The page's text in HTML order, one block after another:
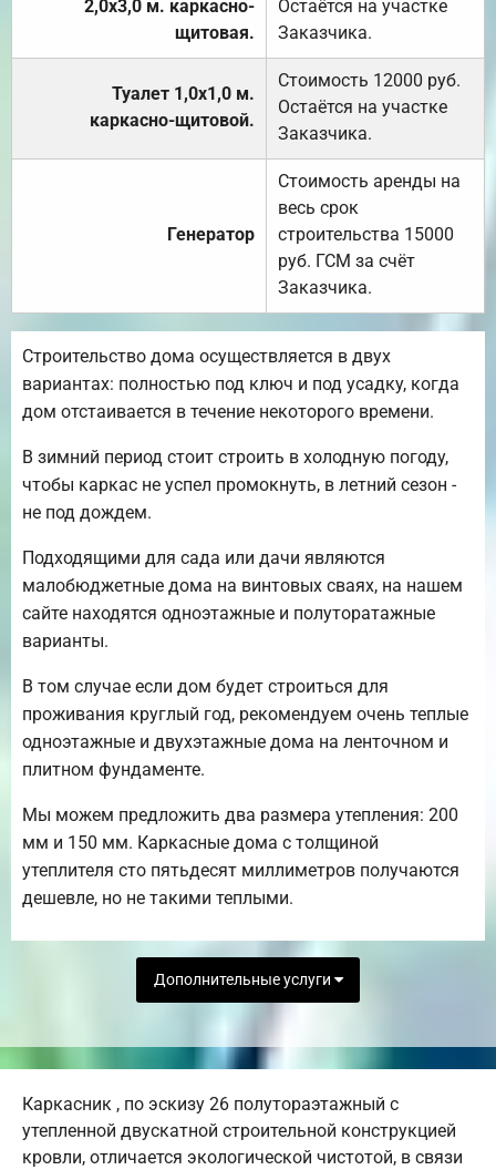
2,0х3,0 м. каркасно-
щитовая.
Остаётся на участке
Заказчика.
Туалет 1,0х1,0 м.
каркасно-щитовой.
Стоимость 12000 руб.
Остаётся на участке
Заказчика.
Генератор
Стоимость аренды на
весь срок
строительства 15000
руб. ГСМ за счёт
Заказчика.
Строительство дома осуществляется в двух
вариантах: полностью под ключ и под усадку, когда
дом отстаивается в течение некоторого времени.
В зимний период стоит строить в холодную погоду,
чтобы каркас не успел промокнуть, в летний сезон -
не под дождем.
Подходящими для сада или дачи являются
малобюджетные дома на винтовых сваях, на нашем
сайте находятся одноэтажные и полуторатажные
варианты.
В том случае если дом будет строиться для
проживания круглый год, рекомендуем очень теплые
одноэтажные и двухэтажные дома на ленточном и
плитном фундаменте.
Мы можем предложить два размера утепления: 200
мм и 150 мм. Каркасные дома с толщиной
утеплителя сто пятьдесят миллиметров получаются
дешевле, но не такими теплыми.
Дополнительные услуги
Каркасник , по эскизу 26 полутораэтажный с
утепленной двускатной строительной конструкцией
кровли, отличается экологической чистотой, в связи